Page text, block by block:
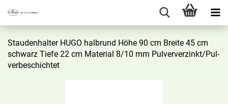
Stau­den­hal­ter HUGO halb­rund Höhe 90 cm Brei­te 45 cm
schwarz Tiefe 22 cm Ma­te­ri­al 8/10 mm Pul­ver­ver­zinkt/Pul­
ver­be­schich­tet